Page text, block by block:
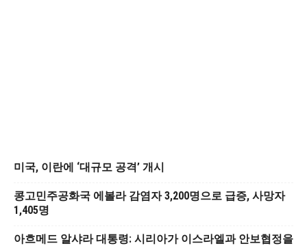
미국, 이란에 ‘대규모 공격’ 개시
콩고민주공화국 에볼라 감염자 3,200명으로 급증, 사망자
1,405명
아흐메드 알샤라 대통령: 시리아가 이스라엘과 안보협정을